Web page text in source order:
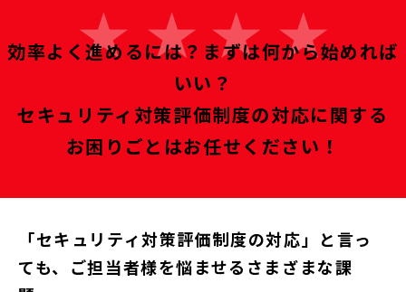
効率よく進めるには？まずは何から始めれば
いい？
セキュリティ対策評価制度の対応に関する
お困りごとはお任せください！
「セキュリティ対策評価制度の対応」と言っ
ても、ご担当者様を悩ませるさまざまな課